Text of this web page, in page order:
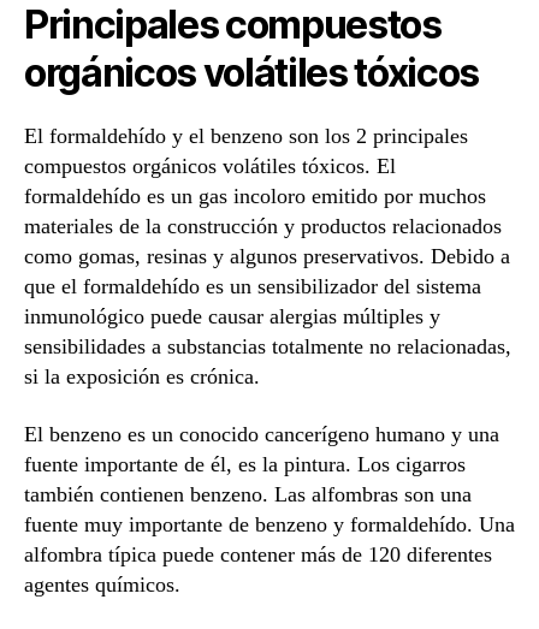
Principales compuestos
orgánicos volátiles tóxicos
El formaldehído y el benzeno son los 2 principales
compuestos orgánicos volátiles tóxicos. El
formaldehído es un gas incoloro emitido por muchos
materiales de la construcción y productos relacionados
como gomas, resinas y algunos preservativos. Debido a
que el formaldehído es un sensibilizador del sistema
inmunológico puede causar alergias múltiples y
sensibilidades a substancias totalmente no relacionadas,
si la exposición es crónica.
El benzeno es un conocido cancerígeno humano y una
fuente importante de él, es la pintura. Los cigarros
también contienen benzeno. Las alfombras son una
fuente muy importante de benzeno y formaldehído. Una
alfombra típica puede contener más de 120 diferentes
agentes químicos.